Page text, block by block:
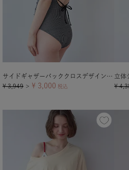
サイドギャザーバッククロスデザインワンピース/水着【メール便可／100】
¥ 3,949 ＞ ¥ 3,000 税込
¥